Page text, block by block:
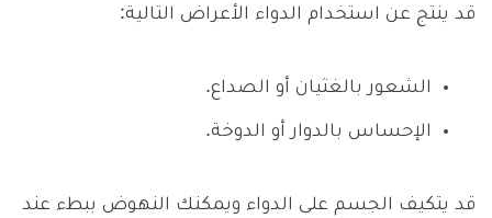
قد ينتج عن استخدام الدواء الأعراض التالية:
الشعور بالغثيان أو الصداع.
الإحساس بالدوار أو الدوخة.
قد يتكيف الجسم على الدواء ويمكنك النهوض ببطء عند